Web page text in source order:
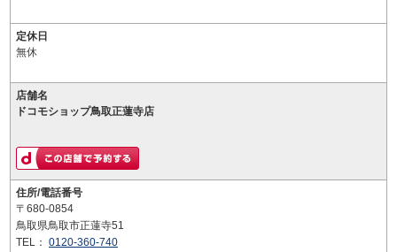
定休日
無休
店舗名
ドコモショップ鳥取正蓮寺店
住所/電話番号
〒680-0854
鳥取県鳥取市正蓮寺51
TEL： 0120-360-740